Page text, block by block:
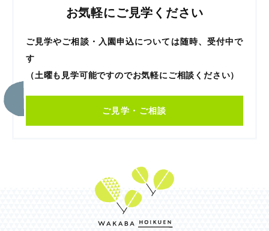
お気軽にご見学ください
ご見学やご相談・入園申込については随時、受付中で
す
（土曜も見学可能ですのでお気軽にご相談ください）
ご見学・ご相談